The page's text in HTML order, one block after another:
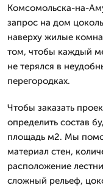
Комсомольска-на-
запрос на дом
наверху жилые
том, чтобы каждый
не терялся в
перегородках.
Чтобы заказать
определить состав
площадь м2. Мы
материал стен,
расположение
сложный рельеф,